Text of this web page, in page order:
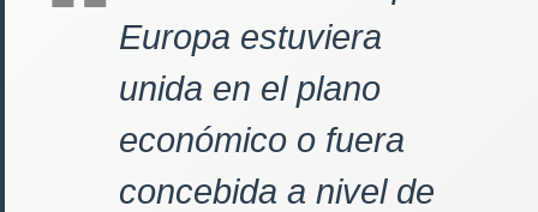
Europa estuviera
unida en el plano
económico o fuera
concebida a nivel de